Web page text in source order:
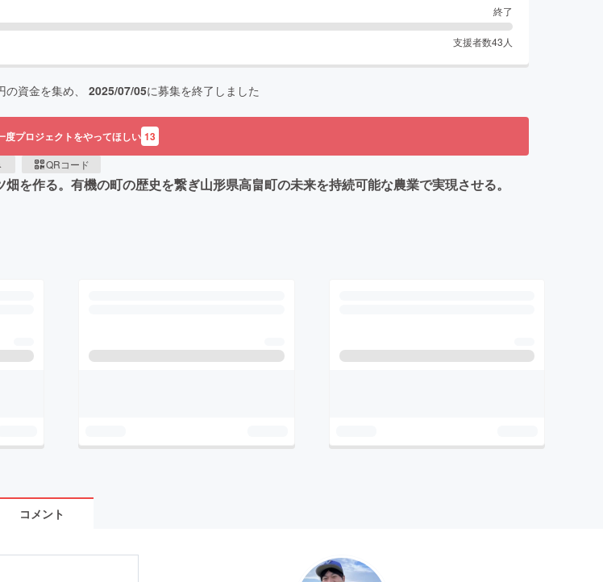
終了
支援者数43 人
の資金を集め、 2025/07/05に募集を終了しました
度プロジェクトをやってほしい 13
QRコード
を作る。有機の町の歴史を繋ぎ山形県高畠町の未来を持続可能な農業で実現させる。
コメント